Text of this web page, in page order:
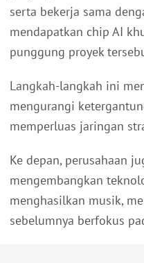
serta bekerja sama
mendapatkan chip AI
punggung proyek
Langkah-langkah ini
mengurangi
memperluas jaringan
Ke depan, perusahaan
mengembangkan
menghasilkan musik,
sebelumnya berfokus